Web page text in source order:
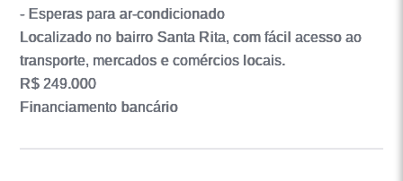
- Esperas para ar-condicionado
Localizado no bairro Santa Rita, com fácil acesso ao
transporte, mercados e comércios locais.
R$ 249.000
Financiamento bancário